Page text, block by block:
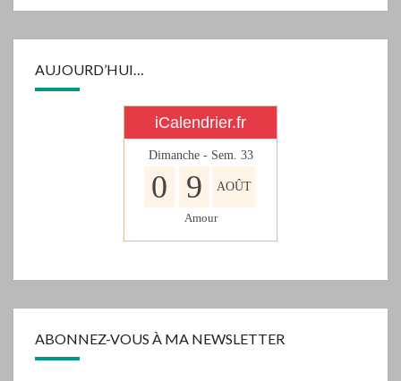
AUJOURD’HUI…
iCalendrier.fr
Dimanche - Sem. 33
0 9 AOÛT
Amour
ABONNEZ-VOUS À MA NEWSLETTER